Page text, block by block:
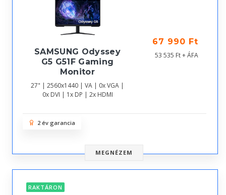
SAMSUNG Odyssey
G5 G51F Gaming
Monitor
27" | 2560x1440 | VA | 0x VGA |
0x DVI | 1x DP | 2x HDMI
67 990 Ft
53 535 Ft + ÁFA
2 év garancia
MEGNÉZEM
RAKTÁRON